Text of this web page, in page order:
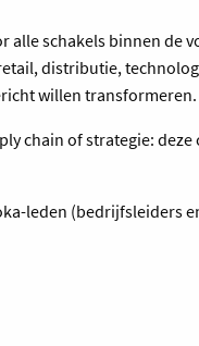
alle schakels binnen de
distributie,
willen transformeren.
chain of strategie:
leden (bedrijfsleiders